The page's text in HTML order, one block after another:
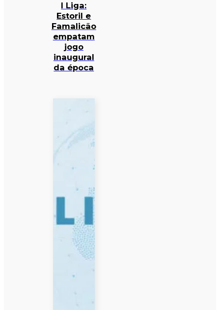
I Liga:
Estoril e
Famalicão
empatam
jogo
inaugural
da época